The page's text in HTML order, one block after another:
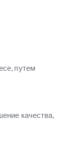
путем
качества,